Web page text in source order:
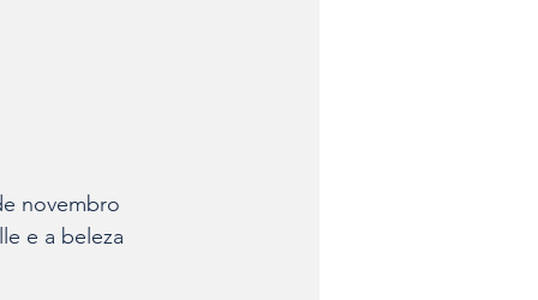
novembro
e a beleza